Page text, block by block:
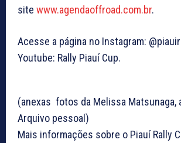
site www.agendaoffroad.com.br.
Acesse a página no Instagram:
Youtube: Rally Piauí Cup.
(anexas fotos da Melissa Matsunaga,
Arquivo pessoal)
Mais informações sobre o Piauí Rally